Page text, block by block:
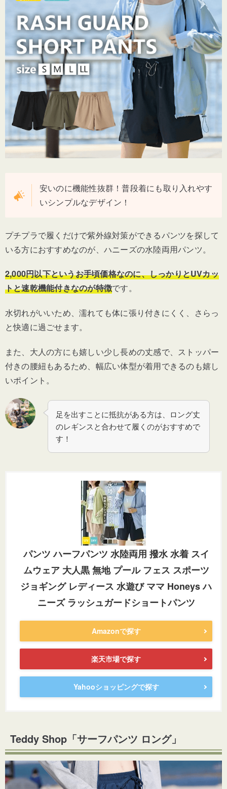
安いのに機能性抜群！普段着にも取り入れやす
いシンプルなデザイン！
プチプラで履くだけで紫外線対策ができるパンツを探して
いる方におすすめなのが、ハニーズの水陸両用パンツ。
2,000円以下というお手頃価格なのに、しっかりとUVカッ
トと速乾機能付きなのが特徴です。
水切れがいいため、濡れても体に張り付きにくく、さらっ
と快適に過ごせます。
また、大人の方にも嬉しい少し長めの丈感で、ストッパー
付きの腰紐もあるため、幅広い体型が着用できるのも嬉し
いポイント。
足を出すことに抵抗がある方は、ロング丈
のレギンスと合わせて履くのがおすすめで
す！
パンツ ハーフパンツ 水陸両用 撥水 水着 スイ
ムウェア 大人黒 無地 プール フェス スポーツ
ジョギング レディース 水遊び ママ Honeys ハ
ニーズ ラッシュガードショートパンツ
Amazonで探す
楽天市場で探す
Yahooショッピングで探す
Teddy Shop「サーフパンツ ロング」